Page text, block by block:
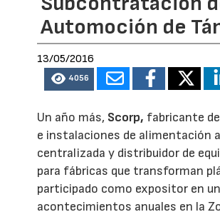
Automoción de
13/05/2016
4056
Un año más, Scorp, fabricante
e instalaciones de alimentación
centralizada y distribuidor de
para fábricas que transforman
participado como expositor en
acontecimientos anuales en la